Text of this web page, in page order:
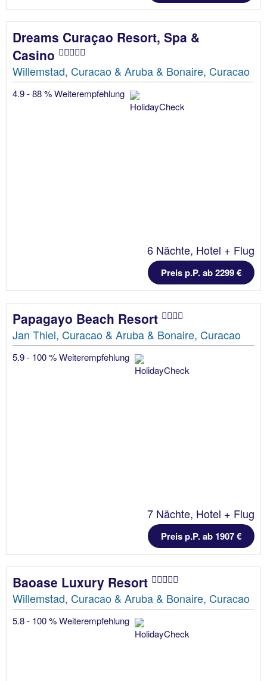
Dreams Curaçao Resort, Spa &
Casino
Willemstad, Curacao & Aruba & Bonaire, Curacao
4.9 - 88 % Weiterempfehlung
6 Nächte, Hotel + Flug
Preis p.P. ab 2299 €
Papagayo Beach Resort
Jan Thiel, Curacao & Aruba & Bonaire, Curacao
5.9 - 100 % Weiterempfehlung
7 Nächte, Hotel + Flug
Preis p.P. ab 1907 €
Baoase Luxury Resort
Willemstad, Curacao & Aruba & Bonaire, Curacao
5.8 - 100 % Weiterempfehlung